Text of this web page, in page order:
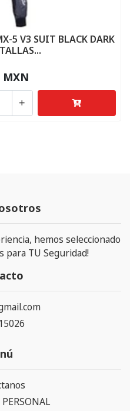
5 V3 SUIT BLACK DARK
MXN
+
hemos seleccionado
para TU Seguridad!